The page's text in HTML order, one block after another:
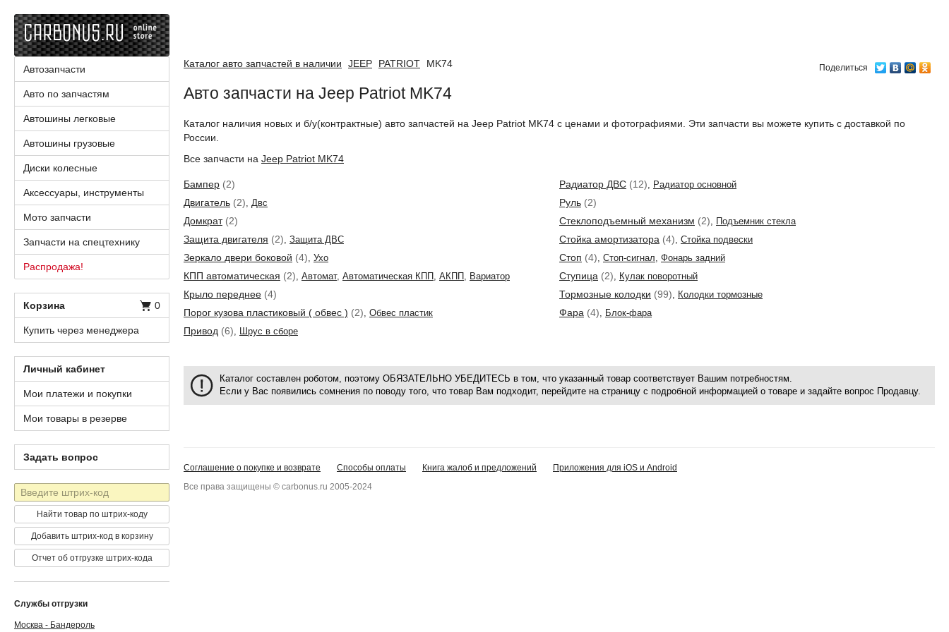
Поделиться
Каталог авто запчастей в наличии JEEP PATRIOT MK74
Авто запчасти на Jeep Patriot MK74
Каталог наличия новых и б/у(контрактные) авто запчастей на Jeep Patriot MK74 с ценами и фотографиями. Эти запчасти вы можете купить с доставкой по
России.
Все запчасти на Jeep Patriot MK74
Бампер (2) Радиатор ДВС (12), Радиатор основной
Двигатель (2), Двс Руль (2)
Домкрат(2) Стеклоподъемный механизм (2), Подъемник стекла
Защита двигателя (2), Защита ДВС Стойка амортизатора (4), Стойка подвески
Зеркало двери боковой (4), Ухо Стоп (4), Стоп-сигнал, Фонарь задний
КПП автоматическая (2), Автомат, Автоматическая КПП , АКПП , Вариатор Ступица (2), Кулак поворотный
Крыло переднее (4) Тормозные колодки (99), Колодки тормозные
Порог кузова пластиковый ( обвес ) (2), Обвес пластик Фара (4), Блок-фара
Привод (6), Шрус в сборе
Каталог составлен роботом, поэтому ОБЯЗАТЕЛЬНО УБЕДИТЕСЬ в том, что указанный товар соответствует Вашим потребностям.
Если у Вас появились сомнения по поводу того, что товар Вам подходит, перейдите на страницу с подробной информацией о товаре и задайте вопрос Продавцу.
Автозапчасти
Авто по запчастям
Автошины легковые
Автошины грузовые
Диски колесные
Аксессуары, инструменты
Мото запчасти
Запчасти на спецтехнику
Распродажа!
Корзина 0
Купить через менеджера
Личный кабинет
Мои платежи и покупки
Мои товары в резерве
Задать вопрос
Штрих-
код
Найти товар по штрих-коду
Добавить штрих-код в корзину
Отчет об отгрузке штрих-кода
Службы отгрузки
Москва - Бандероль
Соглашение о покупке и возврате Способы оплаты Книга жалоб и предложений
Приложения для iOS и Android
Все права защищены © carbonus.ru 2005-2024